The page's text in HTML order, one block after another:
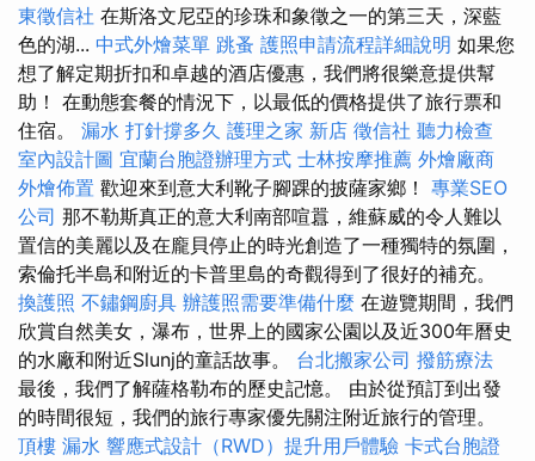
東徵信社 在斯洛文尼亞的珍珠和象徵之一的第三天，深藍
色的湖... 中式外燴菜單 跳蚤 護照申請流程詳細說明 如果您
想了解定期折扣和卓越的酒店優惠，我們將很樂意提供幫
助！ 在動態套餐的情況下，以最低的價格提供了旅行票和
住宿。 漏水 打針撐多久 護理之家 新店 徵信社 聽力檢查
室內設計圖 宜蘭台胞證辦理方式 士林按摩推薦 外燴廠商
外燴佈置 歡迎來到意大利靴子腳踝的披薩家鄉！ 專業SEO
公司 那不勒斯真正的意大利南部喧囂，維蘇威的令人難以
置信的美麗以及在龐貝停止的時光創造了一種獨特的氛圍，
索倫托半島和附近的卡普里島的奇觀得到了很好的補充。
換護照 不鏽鋼廚具 辦護照需要準備什麼 在遊覽期間，我們
欣賞自然美女，瀑布，世界上的國家公園以及近300年曆史
的水廠和附近Slunj的童話故事。 台北搬家公司 撥筋療法
最後，我們了解薩格勒布的歷史記憶。 由於從預訂到出發
的時間很短，我們的旅行專家優先關注附近旅行的管理。
頂樓 漏水 響應式設計（RWD）提升用戶體驗 卡式台胞證